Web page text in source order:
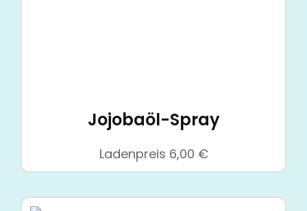
Jojobaöl-Spray
Ladenpreis 6,00 €